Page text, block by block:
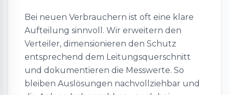
Bei neuen Verbrauchern ist oft eine klare
Aufteilung sinnvoll. Wir erweitern den
Verteiler, dimensionieren den Schutz
entsprechend dem Leitungsquerschnitt
und dokumentieren die Messwerte. So
bleiben Auslösungen nachvollziehbar und